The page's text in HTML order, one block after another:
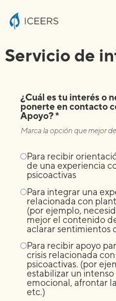
Servicio de
¿Cuál es tu interés o
ponerte en contacto
Apoyo? *
Marca la opción que mejor
Para recibir
de una experiencia
psicoactivas
Para integrar una
relacionada con
(por ejemplo,
mejor el contenido
aclarar sentimientos
Para recibir apoyo
crisis relacionada
psicoactivas. (por
estabilizar un
emocional, afrontar
etc.)